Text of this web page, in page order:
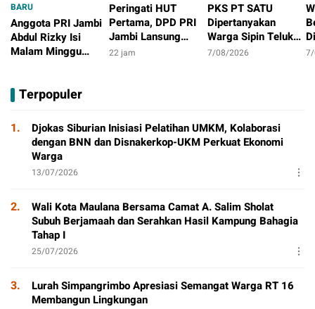
BARU
Anggota PRI Jambi
Abdul Rizky Isi
Malam Minggu
Aktivitas Positif
Peringati HUT
Pertama, DPD PRI
Jambi Lansung
Berbagi Dengan
22 jam
PKS PT SATU
Dipertanyakan
Warga Sipin Teluk
Duren, Jarak Dekat
7/08/2026
Terpopuler
1.
Djokas Siburian Inisiasi Pelatihan UMKM, Kolaborasi
dengan BNN dan Disnakerkop-UKM Perkuat Ekonomi
Warga
13/07/2026
2.
Wali Kota Maulana Bersama Camat A. Salim Sholat
Subuh Berjamaah dan Serahkan Hasil Kampung Bahagia
Tahap I
25/07/2026
3.
Lurah Simpangrimbo Apresiasi Semangat Warga RT 16
Membangun Lingkungan